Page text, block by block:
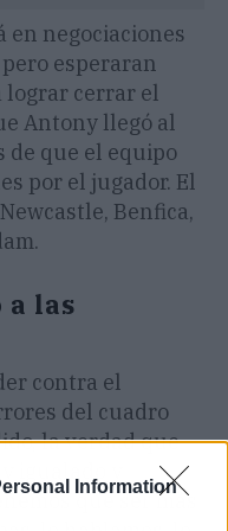
Information
en negociaciones
esperaran
cerrar el
Antony llegó al
de que el equipo
por el jugador. El
Benfica,
a las
contra el
del cuadro
la verdad que
que ser más